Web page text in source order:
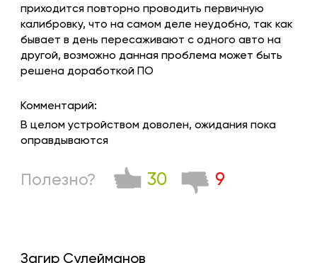
приходится повторно проводить первичную
калибровку, что на самом деле неудобно, так как
бывает в день пересаживают с одного авто на
другой, возможно данная проблема может быть
решена доработкой ПО
Комментарий:
В целом устройством доволен, ожидания пока
оправдываются
Полезно? 30 9
Загир Сулейманов